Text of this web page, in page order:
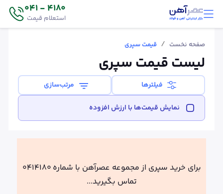
4180 - 041
استعلام قیمت
صفحه نخست / قیمت سپری
لیست قیمت سپری
فیلترها مرتب‌سازی
نمایش قیمت‌ها با ارزش افزوده
برای خرید سپری از مجموعه عصرآهن با شماره 0414180
تماس بگیرید...